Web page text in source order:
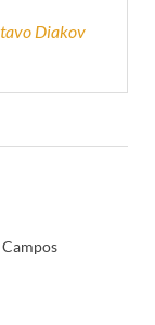
Diakov
Campos